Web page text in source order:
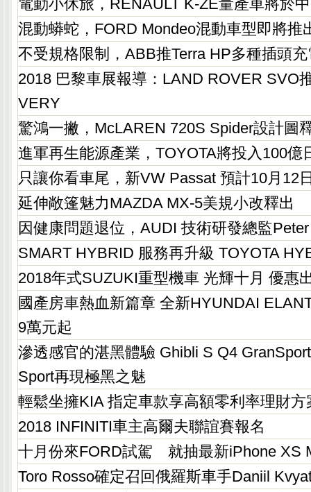
電動小休旅，RENAULT K-ZE量產車將於
混動蟒蛇，FORD Mondeo混動車型即將推
不受規格限制，ABB推Terra HP多種插頭充
2018 巴黎車展報導：LAND ROVER SVO
VERY
驚鴻一撇，McLAREN 720S Spider設計圖
進軍再生能源產業，TOYOTA將投入100億
只讓你看車尾，新VW Passat 預計10月12
延伸敞篷魅力MAZDA MX-5美規小改釋出
因健康問題退位，AUDI 技術研發總監
SMART HYBRID 服務再升級 TOYOTA
2018年式SUZUKI重型機車 光輝十月 優惠
國產房車熱血新篇章 全新HYUNDAI
9萬元起
滲透感官的湛黑體驗 Ghibli S Q4
Sport再現極黑之魅
輕鬆坐擁KIA 指定車款享高額零利率理財方
2018 INFINITI車主高爾夫聯誼賽報名
十月份來FORD試駕 就抽最新iPhone XS
Toro Rosso確定召回俄羅斯車手Daniil